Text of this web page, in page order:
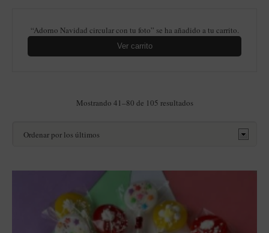
“Adorno Navidad circular con tu foto” se ha añadido a tu carrito.
Ver carrito
Mostrando 41–80 de 105 resultadosOrdenado